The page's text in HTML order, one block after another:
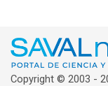
Copyright © 2003 -